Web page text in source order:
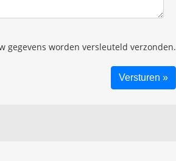
gegevens worden versleuteld verzonden.